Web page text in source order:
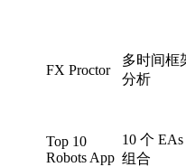
FX Proctor
多时间框
分析
Top 10
Robots App
10 个 EAs
组合